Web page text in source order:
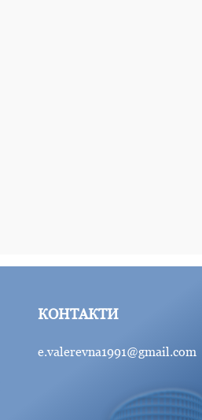
КОНТАКТИ
e.valerevna1991@gmail.com